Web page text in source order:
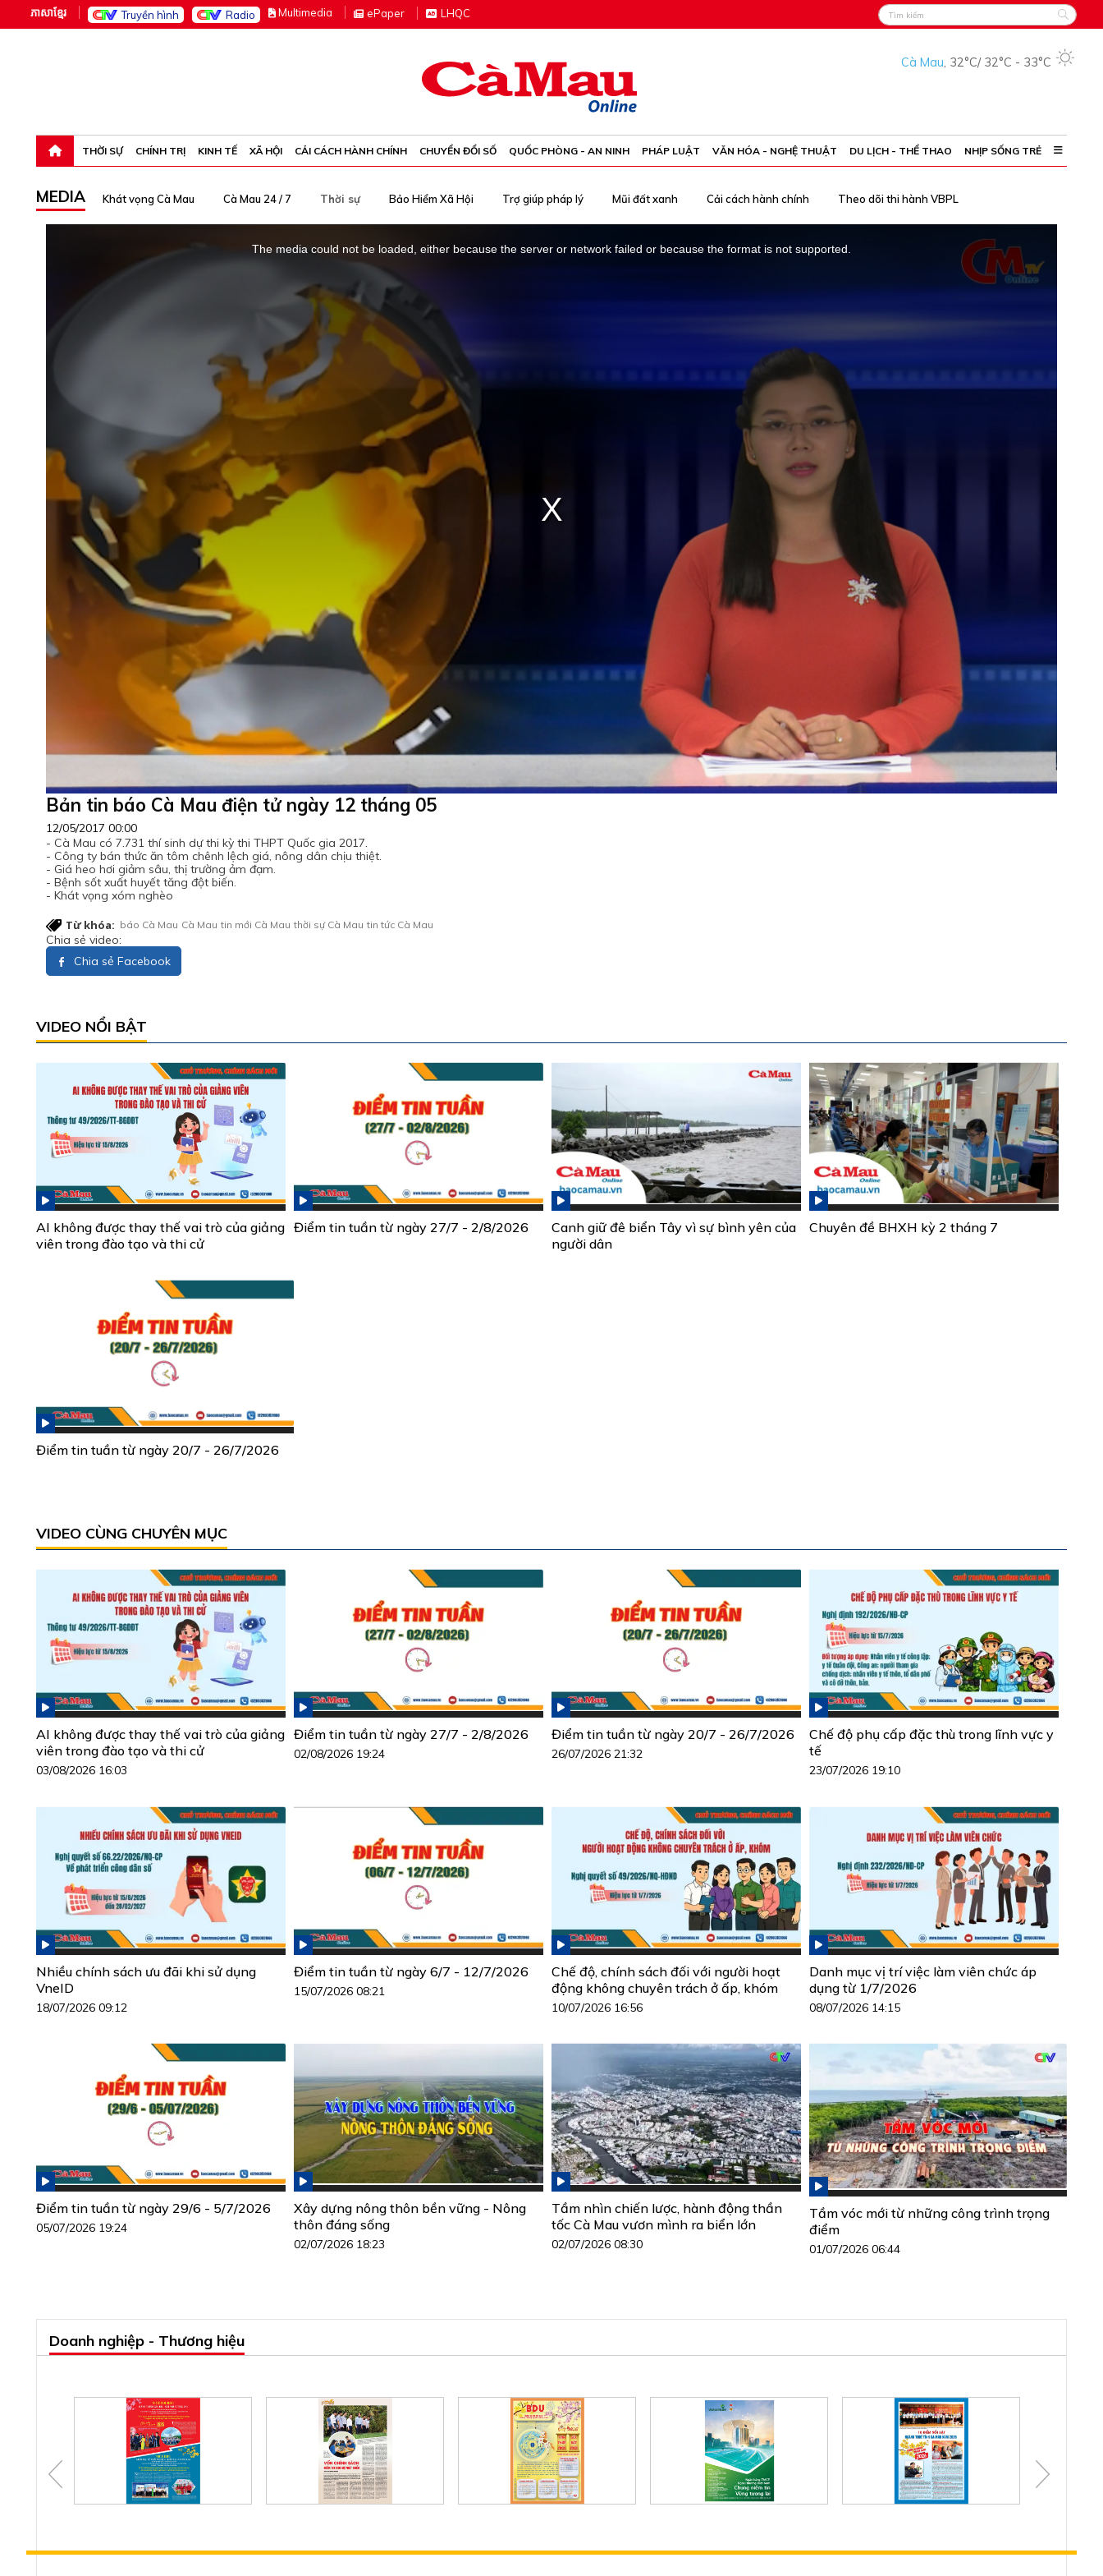
ភាសាខ្មែរ Truyền hình Radio Multimedia ePaper LHQC
Cà Mau, 32°C/ 32°C - 33°C
THỜI SỰ CHÍNH TRỊ KINH TẾ XÃ HỘI CẢI CÁCH HÀNH CHÍNH CHUYỂN ĐỔI SỐ QUỐC PHÒNG - AN NINH PHÁP LUẬT VĂN HÓA - NGHỆ THUẬT DU LỊCH - THỂ THAO NHỊP SỐNG TRẺ
MEDIA Khát vọng Cà Mau Cà Mau 24 / 7 Thời sự Bảo Hiểm Xã Hội Trợ giúp pháp lý Mũi đất xanh Cải cách hành chính Theo dõi thi hành VBPL
window.
The media could not be loaded, either because the server or network failed or because the format is not supported.
Bản tin báo Cà Mau điện tử ngày 12 tháng 05
12/05/2017 00:00
- Cà Mau có 7.731 thí sinh dự thi kỳ thi THPT Quốc gia 2017.
- Công ty bán thức ăn tôm chênh lệch giá, nông dân chịu thiệt.
- Giá heo hơi giảm sâu, thị trường ảm đạm.
- Bệnh sốt xuất huyết tăng đột biến.
- Khát vọng xóm nghèo
Từ khóa: báo Cà Mau Cà Mau tin mới Cà Mau thời sự Cà Mau tin tức Cà Mau
Chia sẻ video:
Chia sẻ Facebook
VIDEO NỔI BẬT
AI không được thay thế vai trò của giảng
viên trong đào tạo và thi cử
Điểm tin tuần từ ngày 27/7 - 2/8/2026
Canh giữ đê biển Tây vì sự bình yên của
người dân
Chuyên đề BHXH kỳ 2 tháng 7
Điểm tin tuần từ ngày 20/7 - 26/7/2026
VIDEO CÙNG CHUYÊN MỤC
AI không được thay thế vai trò của giảng
viên trong đào tạo và thi cử
03/08/2026 16:03
Điểm tin tuần từ ngày 27/7 - 2/8/2026
02/08/2026 19:24
Điểm tin tuần từ ngày 20/7 - 26/7/2026
26/07/2026 21:32
Chế độ phụ cấp đặc thù trong lĩnh vực y
tế
23/07/2026 19:10
Nhiều chính sách ưu đãi khi sử dụng
VneID
18/07/2026 09:12
Điểm tin tuần từ ngày 6/7 - 12/7/2026
15/07/2026 08:21
Chế độ, chính sách đối với người hoạt
động không chuyên trách ở ấp, khóm
10/07/2026 16:56
Danh mục vị trí việc làm viên chức áp
dụng từ 1/7/2026
08/07/2026 14:15
Điểm tin tuần từ ngày 29/6 - 5/7/2026
05/07/2026 19:24
Xây dựng nông thôn bền vững - Nông
thôn đáng sống
02/07/2026 18:23
Tầm nhìn chiến lược, hành động thần
tốc Cà Mau vươn mình ra biển lớn
02/07/2026 08:30
Tầm vóc mới từ những công trình trọng
điểm
01/07/2026 06:44
Doanh nghiệp - Thương hiệu